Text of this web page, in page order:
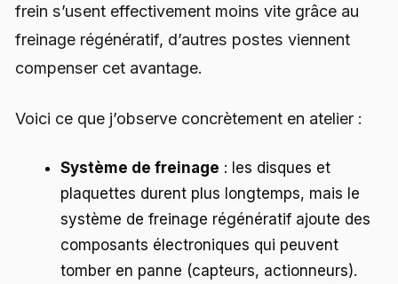
frein s’usent effectivement moins vite grâce au
freinage régénératif, d’autres postes viennent
compenser cet avantage.
Voici ce que j’observe concrètement en atelier :
Système de freinage : les disques et
plaquettes durent plus longtemps, mais le
système de freinage régénératif ajoute des
composants électroniques qui peuvent
tomber en panne (capteurs, actionneurs).